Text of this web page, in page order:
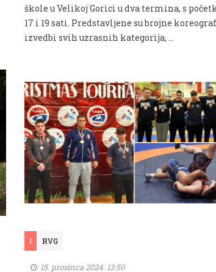
škole u Velikoj Gorici u dva termina, s
17 i 19 sati. Predstavljene su brojne
izvedbi svih uzrasnih kategorija, …
I RVG
15. prosinca 2024. 13:50